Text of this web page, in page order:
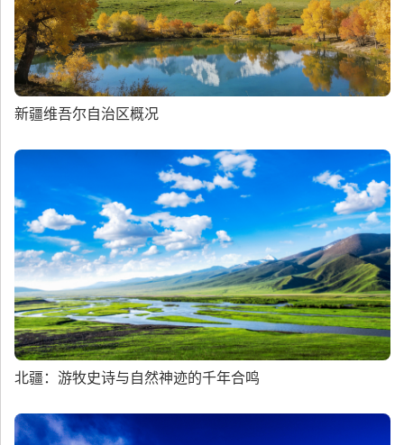
新疆维吾尔自治区概况
北疆：游牧史诗与自然神迹的千年合鸣